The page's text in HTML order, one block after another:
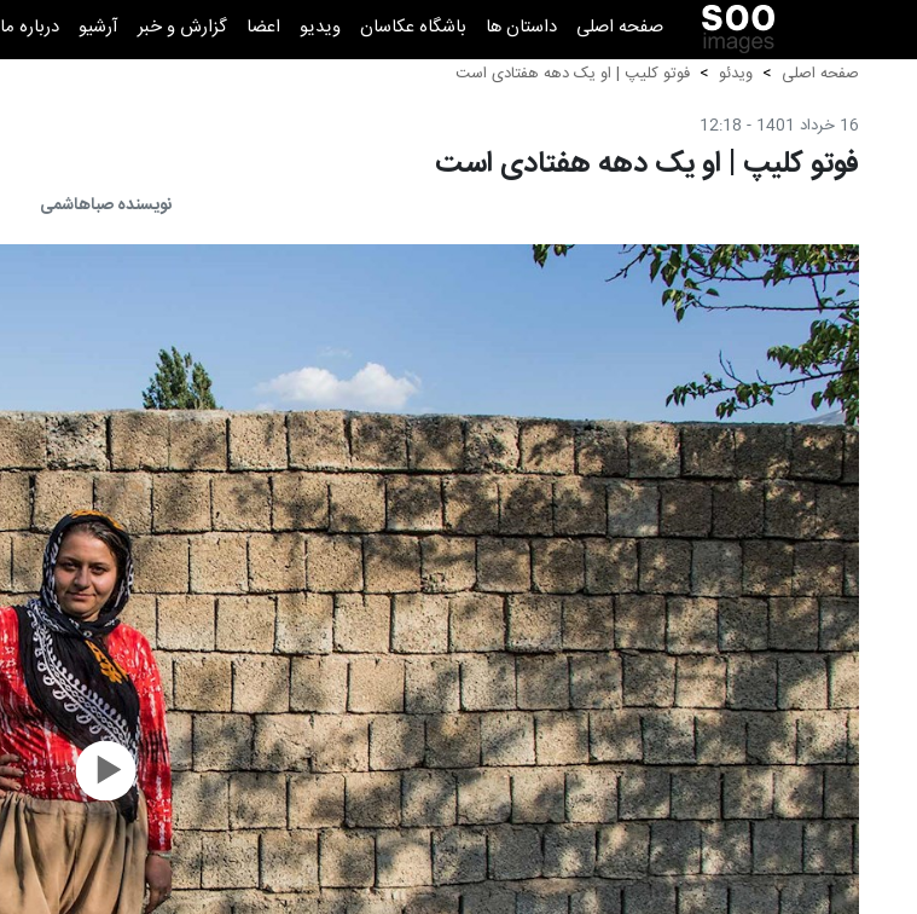
صفحه اصلی داستان ها باشگاه عکاسان ویدیو اعضا گزارش و خبر آرشیو درباره ما
صفحه اصلی ویدئو
فوتو کلیپ | او یک دهه هفتادی است
16 خرداد 1401 - 12:18
فوتو کلیپ | او یک دهه هفتادی است
نویسنده صباهاشمی